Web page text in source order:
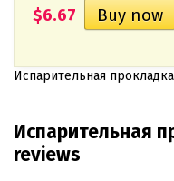
$6.67
Испарительная
Испарительная
reviews